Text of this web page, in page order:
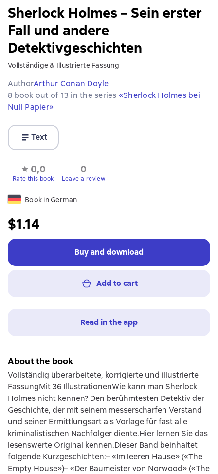
Sherlock Holmes – Sein erster
Fall und andere
Detektivgeschichten
Vollständige & Illustrierte Fassung
AuthorArthur Conan Doyle
8 book out of 13 in the series «Sherlock Holmes bei
Null Papier»
Text
0,0
Rate this book
0
Leave a review
Book in German
$1.14
Buy and download
Add to cart
Read in the app
About the book
Vollständig überarbeitete, korrigierte und illustrierte
FassungMit 36 IllustrationenWie kann man Sherlock
Holmes nicht kennen? Den berühmtesten Detektiv der
Geschichte, der mit seinem messerscharfen Verstand
und seiner Ermittlungsart als Vorlage für fast alle
kriminalistischen Nachfolger diente.Hier lernen Sie das
lesenswerte Original kennen.Dieser Band beinhaltet
folgende Kurzgeschichten:– «Im leeren Hause» («The
Empty House»)– «Der Baumeister von Norwood» («The